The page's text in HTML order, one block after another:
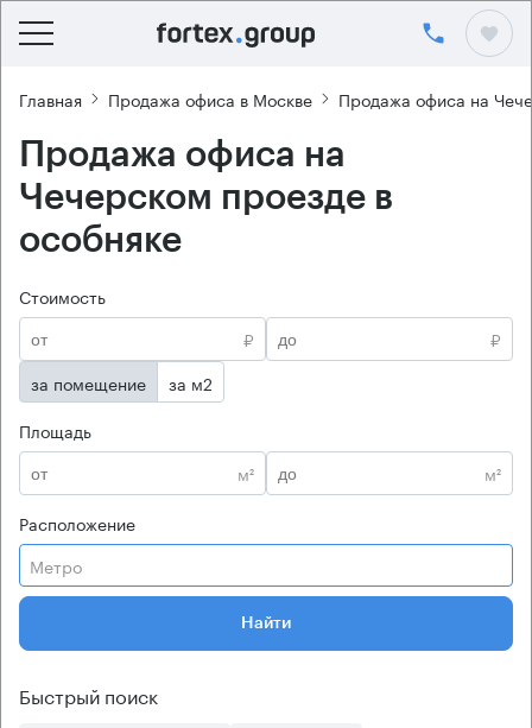
Главная Продажа офиса в Москве Продажа офиса на
Продажа офиса на
Чечерском проезде в
особняке
Стоимость
₽
₽
за помещение
за м2
Площадь
м²
м²
Расположение
Метро
Найти
Быстрый поиск